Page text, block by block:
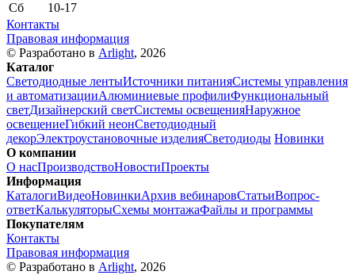
Сб
10-17
Контакты
Правовая информация
© Разработано в Arlight, 2026
Каталог
Светодиодные лентыИсточники питанияСистемы управления
и автоматизацииАлюминиевые профилиФункциональный
светДизайнерский светСистемы освещенияНаружное
освещениеГибкий неонСветодиодный
декорЭлектроустановочные изделияСветодиоды Новинки
О компании
О насПроизводствоНовостиПроекты
Информация
КаталогиВидеоНовинкиАрхив вебинаровСтатьиВопрос-
ответКалькуляторыСхемы монтажаФайлы и программы
Покупателям
Контакты
Правовая информация
© Разработано в Arlight, 2026